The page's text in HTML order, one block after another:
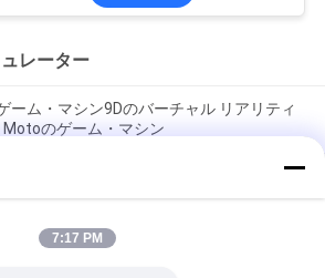
レーター
ーム・マシン9Dのバーチャル リアリティ
のゲーム・マシン
リアリティのシミュレーターF1のレース
を機械で造ります
動きVRの椅子9D VRの映画館に金属をか
7:17 PM